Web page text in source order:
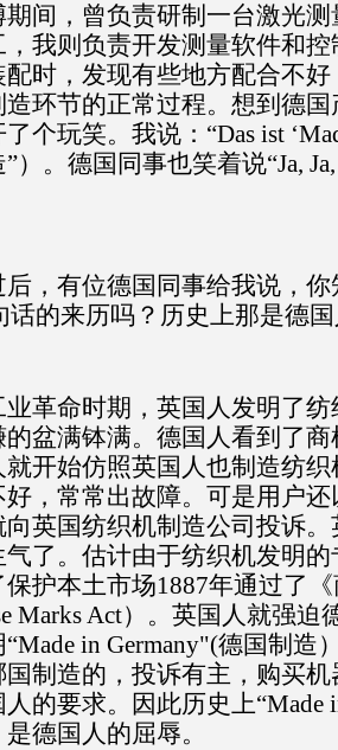
间，曾负责研制一台激光
我则负责开发测量软件和
时，发现有些地方配合不
环节的正常过程。想到德
个玩笑。我说：“Das ist
）。德国同事也笑着说“Ja,
，有位德国同事给我说，你
话的来历吗？历史上那是德
革命时期，英国人发明了
盆满钵满。德国人看到了
开始仿照英国人也制造纺
，常常出故障。可是用户
英国纺织机制造公司投诉
了。估计由于纺织机发明
护本土市场1887年通过了
Marks Act）。英国人就强
in Germany"(德国制造
制造的，投诉有主，购买
的要求。因此历史上“Made
德国人的屈辱。